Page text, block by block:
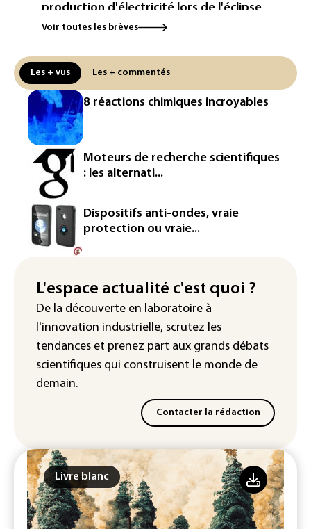
production d'électricité lors de l'éclipse
solaire
contre BASF pour pollution aux PFAS
Canicule: à l'arrêt depuis fin juillet, la
centrale de Golfech reconnectée au
réseau
Véhicules de livraison autonomes: la
France ouvre la voie à leur
homologation
Iris³: Eutelsat investira 3,4 milliards
d'euros dans la future constellation
européenne
l'entrepreneur Vianney d'Alançon
La production française de maïs
attendue au plus bas depuis 1980
Voir toutes les brèves
Les + vus Les + commentés
8 réactions chimiques incroyables
Moteurs de recherche scientifiques
: les alternati...
Dispositifs anti-ondes, vraie
protection ou vraie...
L'espace actualité c'est quoi ?
De la découverte en laboratoire à
l'innovation industrielle, scrutez les
tendances et prenez part aux grands débats
scientifiques qui construisent le monde de
demain.
Contacter la rédaction
Livre blanc